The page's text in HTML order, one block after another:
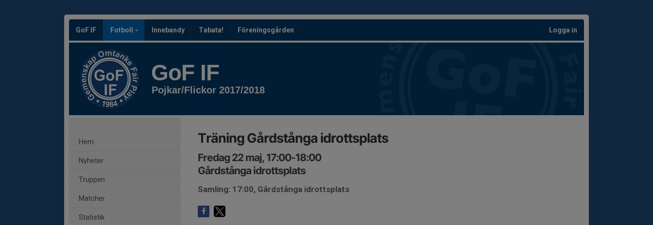
GoF IF Fotboll Innebandy Tabata! Föreningsgården Logga in
GoF IF
Pojkar/Flickor 2017/2018
Hem
Nyheter
Truppen
Matcher
Statistik
Träning Gårdstånga idrottsplats
Fredag 22 maj, 17:00-18:00
Gårdstånga idrottsplats
Samling: 17:00, Gårdstånga idrottsplats